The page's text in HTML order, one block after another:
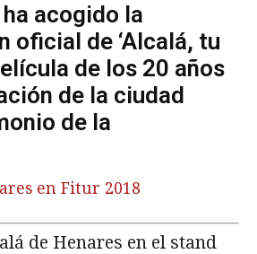
acogido la
oficial de ‘Alcalá, tu
de los 20 años
de la ciudad
de la
en Fitur 2018
de Henares en el stand